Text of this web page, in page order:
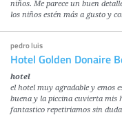
niños. Me parece un buen
los niños estén más a gusto y
pedro luis
Hotel Golden Donaire
hotel
el hotel muy agradable y emos
buena y la piccina cuvierta mis
fantastico repetiriamos sin duda